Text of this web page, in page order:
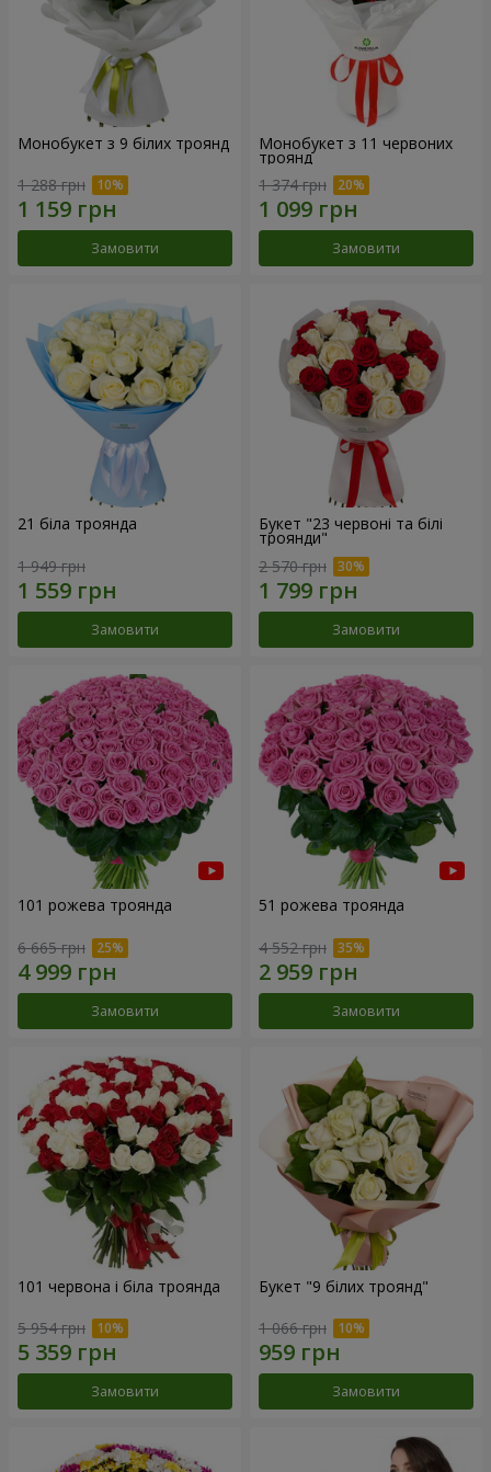
Монобукет з 9 білих троянд
1 288 грн
Замовити
Монобукет з 11 червоних
троянд
1 374 грн
Замовити
21 біла троянда
1 949 грн
Замовити
Букет "23 червоні та білі
троянди"
2 570 грн
Замовити
101 рожева троянда
6 665 грн
Замовити
51 рожева троянда
4 552 грн
Замовити
101 червона і біла троянда
5 954 грн
Замовити
Букет "9 білих троянд"
1 066 грн
Замовити